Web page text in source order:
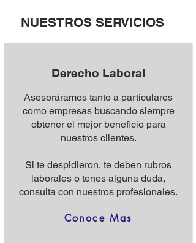
NUESTROS SERVICIOS
Derecho Laboral
Asesoráramos tanto a particulares
como empresas buscando siempre
obtener el mejor beneficio para
nuestros clientes.
Si te despidieron, te deben rubros
laborales o tenes alguna duda,
consulta con nuestros profesionales.
Conoce Mas